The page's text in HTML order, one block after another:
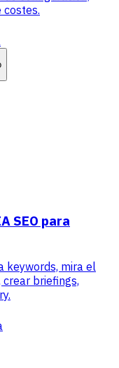
costes.
SEO para
keywords, mira el
briefings,